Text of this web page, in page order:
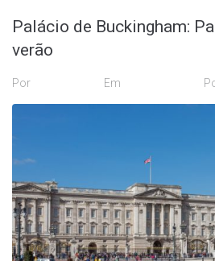
Palácio de Buckingham:
verão
Por Em